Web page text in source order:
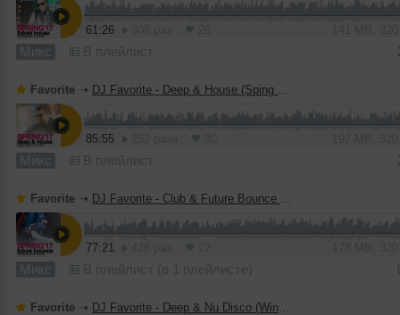
61:26
Микс В плейлист
Favorite ➝ DJ Favorite - Deep & House (Sping 2017 Mix)
85:55
Микс В плейлист
Favorite ➝ DJ Favorite - Club & Future Bounce (Spring 2017 Mix)
77:21
Микс В плейлист (в 1 плейлисте)
Favorite ➝ DJ Favorite - Deep & Nu Disco (Winter 2017 Mix)